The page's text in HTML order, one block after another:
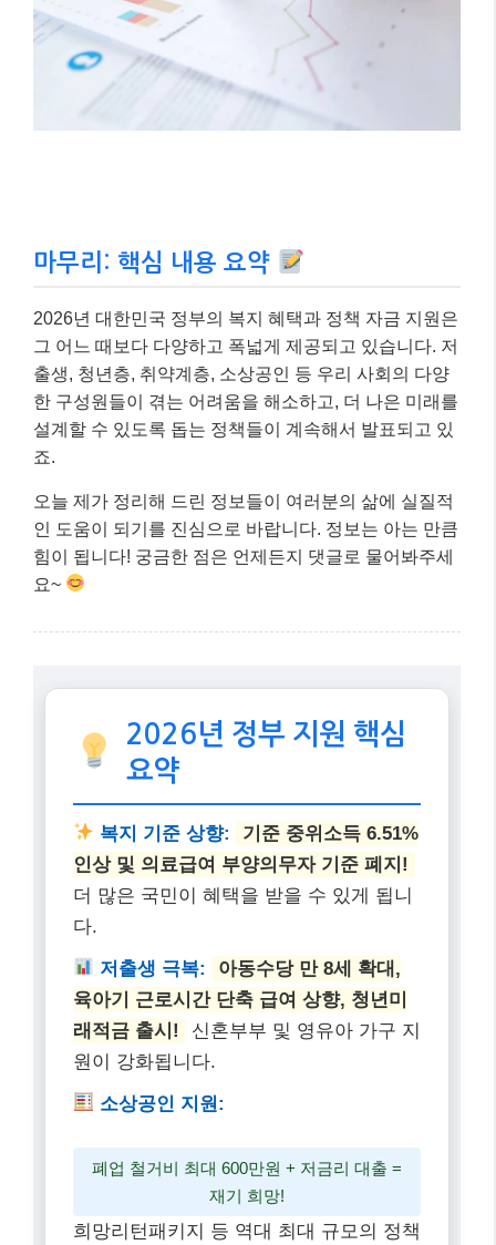
그 어느 때보다 다양하고 폭넓게 제공되고 있습니다. 저
출생, 청년층, 취약계층, 소상공인 등 우리 사회의 다양
한 구성원들이 겪는 어려움을 해소하고, 더 나은 미래를
설계할 수 있도록 돕는 정책들이 계속해서 발표되고 있
요~
2026년 정부 지원 핵심
복지 기준 상향: 기준 중위소득 6.51%
인상 및 의료급여 부양의무자 기준 폐지!
더 많은 국민이 혜택을 받을 수 있게 됩니
원이 강화됩니다.
소상공인 지원:
폐업 철거비 최대 600만원 + 저금리 대출 =
재기 희망!
희망리턴패키지 등 역대 최대 규모의 정책
디지털 역량: 전 국민 디지털 교육 확
대 및 시니어 AI 교육 도입! 디지털 격차
해소와 역량 강화에 힘씁니다.
2026년 5월 10일 기준 최신 정보이며, 자세한 내용
은 각 부처 홈페이지를 참고하세요.